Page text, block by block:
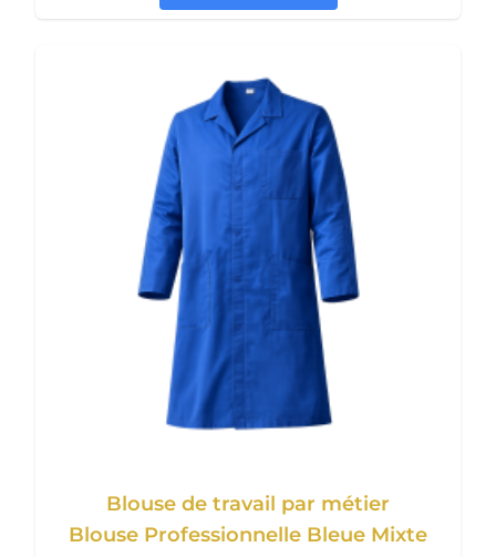
Blouse de travail par métier
Blouse Professionnelle Bleue Mixte